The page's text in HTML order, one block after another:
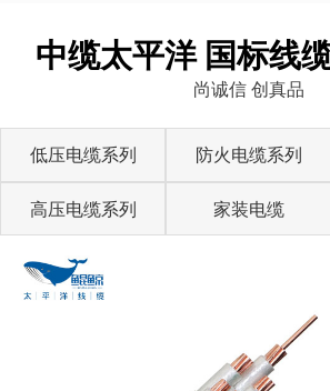
中缆太平洋 国标线
尚诚信 创真品
低压电缆系列 防火电缆系列
高压电缆系列 家装电缆